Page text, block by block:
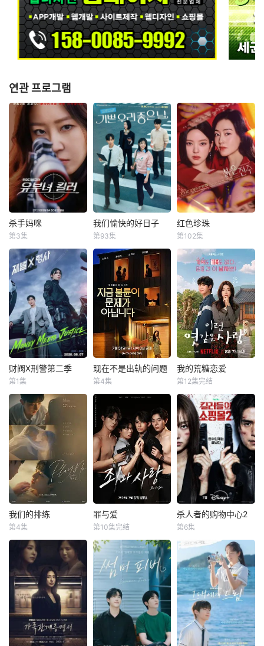
연관 프로그램
杀手妈咪
李相二
改编自同名漫画。
35岁的俞宝娜
过着相夫教子的普
通生活。表面上她
看起来温顺和善，
还很怕婆婆，真实
身份却是4年前突
然隐退的杀手“翠
鸟”。产假结束后，
她又开始执行各种
是那些危害社会的
败类。但同时，也
引起了警方的注
意…一面是家长里
短，一面是杀伐果
断，俞宝娜的双面
生活就此展开！
杀手妈咪
第3集
我们愉快的好日子
申正允
一場緊張刺激、生
死攸關的較量，在
世界上最完美的男
人和笨拙的女人之
間展開！這是一部
由不同世代的人共
同寫的浪漫家庭
劇，每個人都渴望
成為自己人生的主
角。
我们愉快的好日子
第93集
红色珍珠
李元宗
【SPOTV新闻 =
记者 姜孝珍】演员
朴真熙即将全面回
归荧屏。据SPOTV
新闻7日报道，朴
真熙将主演KBS新
日播剧《红珍
珠》。自1996年电
视剧《开始》以
来，朴真熙出演过
《我会让你更幸
福》、《孙子兵
法》、《我喜欢
你》、《KAIS
T》、《丝花萝
卜》、《顺爱回来
吧》、《金钱战
争》、《想结婚的
女人》、《巨
人》、《关许
钧》、《归来》以
及《李太宗芳元》
等。自2022年在电
视剧《太宗李芳
远》中饰演元庆国
的闵妃一角以来，
朴真熙一直活跃于
荧屏，曾客串出演
《醉酒都市女人
2》和《七人复
活》等剧集。近
红色珍珠
第102集
财阀X刑警第二季
姜相准
财阀富三代警察陈
利手（安普贤 饰）
华丽回归，完美蜕
变为成熟专业的刑
警，继续以财力同
实力展开查案历险
记。新上司朱惠拉
（郑恩彩 饰）空
降，两个性格不合
的拍挡将联手破
财阀X刑警第二季
第1集
现在不是出轨的问题
以“贩卖幸福家
庭形象”赚钱的网红
夫妇，与他们正陷
入泥淖般离婚诉讼
的医师邻居。
两对夫妻卷入连外
遇都算小事的惊人
秘密后，展开了一
连串失控的连锁冲
突。
现在不是出轨的问题
第4集
我的荒糖恋爱
野心勃勃的女检察
官高恩世（贺营
饰）意外失忆，住
进拳击教练张泰河
（丁海寅 饰）家
中，对方还自称是
她的男友。这段剪
不断理还乱的棘手
关系，能发展成一
段真爱吗？
我的荒糖恋爱
第12集完结
我们的排练
暂无简介
我们的排练
第4集
罪与爱
金贤叙
警察、毒枭、卧底
特工和间谍——权
力体系的各个层面
都在崩溃瓦解。在
看似合法的警察等
级制度背后，隐藏
着一座被腐败、欲
罪与爱
第10集完结
杀人者的购物中心2
赵汉善
购物中心即将重
新开张！ 郑进
湾（李栋旭 饰）和
郑智安（金慧峻
饰）叔侄档再度联
手，制作规模、动
作场面全部疯狂升
杀人者的购物中心2
第6集